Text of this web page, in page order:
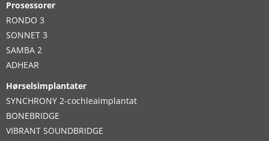
Prosessorer
RONDO 3
SONNET 3
SAMBA 2
ADHEAR
Hørselsimplantater
SYNCHRONY 2-cochleaimplantat
BONEBRIDGE
VIBRANT SOUNDBRIDGE